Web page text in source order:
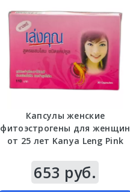
Капсулы женские
фитоэстрогены для женщин
от 25 лет Kanya Leng Pink
653 руб.